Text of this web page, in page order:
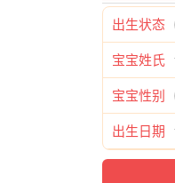
出生状态
宝宝姓氏
宝宝性别
出生日期